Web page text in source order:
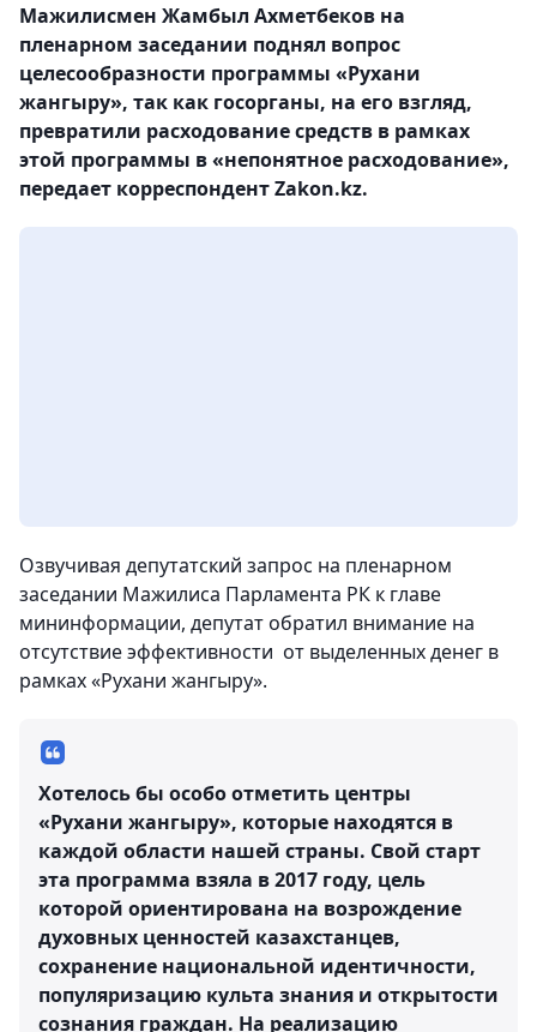
Мажилисмен Жамбыл Ахметбеков на
пленарном заседании поднял вопрос
целесообразности программы «Рухани
жангыру», так как госорганы, на его взгляд,
превратили расходование средств в рамках
этой программы в «непонятное расходование»,
передает корреспондент Zakon.kz.
Озвучивая депутатский запрос на пленарном
заседании Мажилиса Парламента РК к главе
мининформации, депутат обратил внимание на
отсутствие эффективности от выделенных денег в
рамках «Рухани жангыру».
Хотелось бы особо отметить центры
«Рухани жангыру», которые находятся в
каждой области нашей страны. Свой старт
эта программа взяла в 2017 году, цель
которой ориентирована на возрождение
духовных ценностей казахстанцев,
сохранение национальной идентичности,
популяризацию культа знания и открытости
сознания граждан. На реализацию